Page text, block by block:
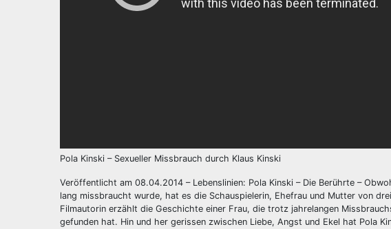
Pola Kinski – Sexueller Missbrauch durch Klaus Kinski
Veröffentlicht am 08.04.2014 – Lebenslinien: Pola Kinski – Die Berührte –
lang missbraucht wurde, hat es die Schauspielerin, Ehefrau und Mutter von
Filmautorin erzählt die Geschichte einer Frau, die trotz jahrelangen
gefunden hat. Hin und her gerissen zwischen Liebe, Angst und Ekel hat Pola